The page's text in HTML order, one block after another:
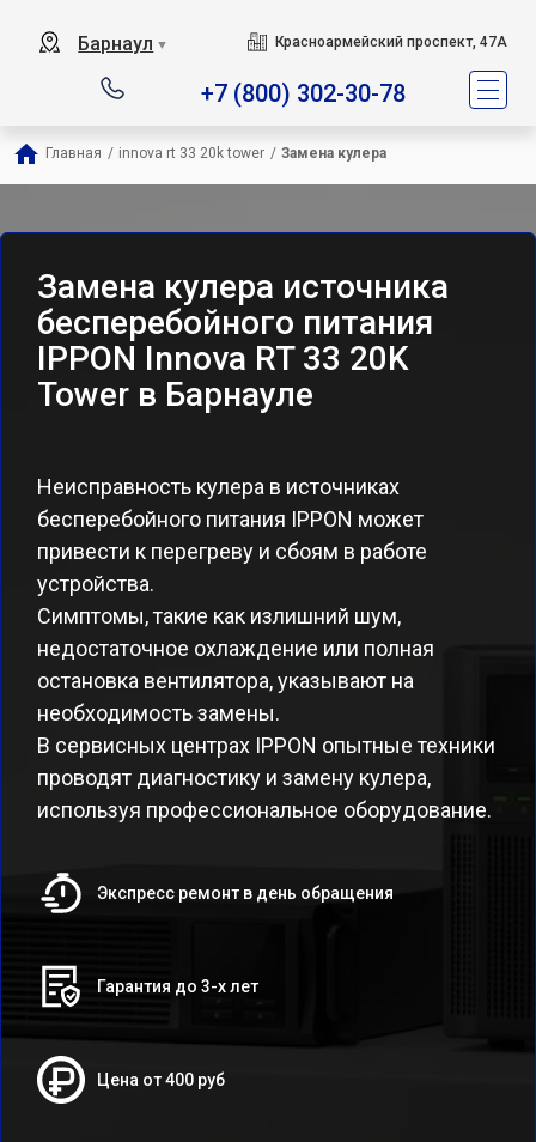
Барнаул ▼ Красноармейский проспект, 47А
+7 (800) 302-30-78
Главная / innova rt 33 20k tower / Замена кулера
Замена кулера источника
бесперебойного питания
IPPON Innova RT 33 20K
Tower в Барнауле
Неисправность кулера в источниках
бесперебойного питания IPPON может
привести к перегреву и сбоям в работе
устройства.
Симптомы, такие как излишний шум,
недостаточное охлаждение или полная
остановка вентилятора, указывают на
необходимость замены.
В сервисных центрах IPPON опытные техники
проводят диагностику и замену кулера,
используя профессиональное оборудование.
Экспресс ремонт в день обращения
Гарантия до 3-х лет
Цена от 400 руб